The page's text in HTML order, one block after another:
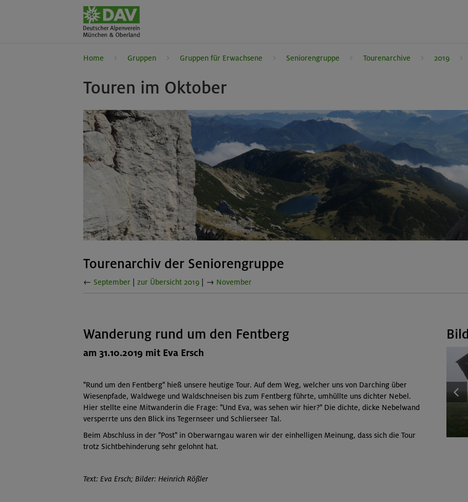
Home Gruppen Gruppen für Erwachsene Seniorengruppe Tourenarchive 2019
Touren im Oktober
Tourenarchiv der Seniorengruppe
← September zur Übersicht 2019 | → November
Wanderung rund um den Fentberg
am 31.10.2019 mit Eva Ersch
"Rund um den Fentberg" hieß unsere heutige Tour. Auf dem Weg, welcher uns von Darching über
Wiesenpfade, Waldwege und Waldschneisen bis zum Fentberg führte, umhüllte uns dichter Nebel.
Hier stellte eine Mitwanderin die Frage: "Und Eva, was sehen wir hier?" Die dichte, dicke Nebelwand
versperrte uns den Blick ins Tegernseer und Schlierseer Tal.
Beim Abschluss in der "Post" in Oberwarngau waren wir der einhelligen Meinung, dass sich die Tour
trotz Sichtbehinderung sehr gelohnt hat.
Text: Eva Ersch; Bilder: Heinrich Rößler